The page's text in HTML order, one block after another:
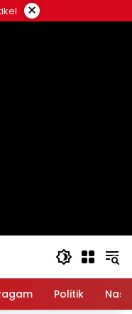
×
Politik